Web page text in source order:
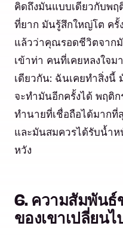
คิดถึงมันแบบเดียวกับพ
ที่ยาก มันรู้สึกใหญ่โต ครั้
แล้วว่าคุณรอดชีวิตจาก
เข้าท่า คนที่เคยหลงใจม
เดียวกัน: ฉันเคยทำสิ่ง
จะทำมันอีกครั้งได้ พฤติ
ทำนายที่เชื่อถือได้มากที่
และมันสมควรได้รับน้ำ
หวัง
6. ความสัมพันธ์
ของเขาเปลี่ยนไ